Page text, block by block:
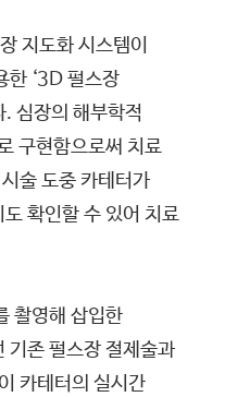
지도화 시스템이
한 ‘3D 펄스장
. 심장의 해부학적
구현함으로써 치료
술 도중 카테터가
확인할 수 있어 치료
촬영해 삽입한
기존 펄스장 절제술과
카테터의 실시간